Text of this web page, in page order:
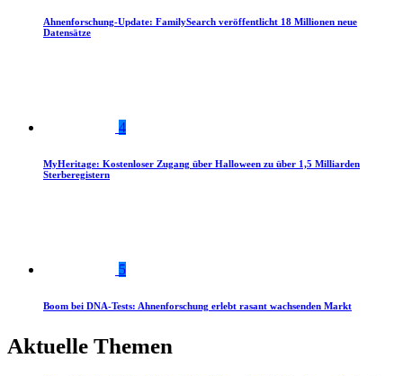
Ahnenforschung-Update: FamilySearch veröffentlicht 18 Millionen neue
Datensätze
4
MyHeritage: Kostenloser Zugang über Halloween zu über 1,5 Milliarden
Sterberegistern
5
Boom bei DNA-Tests: Ahnenforschung erlebt rasant wachsenden Markt
Aktuelle Themen